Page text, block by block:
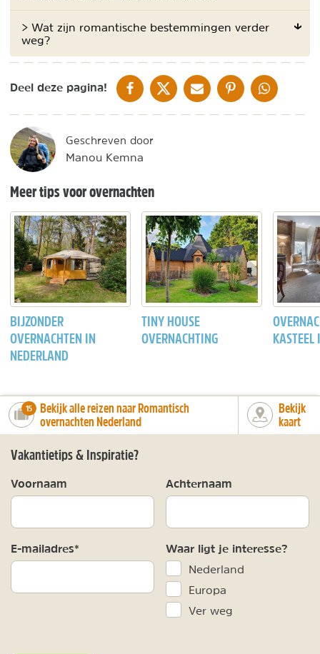
> Wat zijn romantische bestemmingen verder
weg?
Deel deze pagina! DELEN OP FACEBOOK
DELEN OP XDELEN VIA DE MAIL
DELEN OP PINTEREST
DELEN OP
Geschreven door
Manou Kemna
Meer tips voor overnachten
BIJZONDER
OVERNACHTEN IN
NEDERLAND
TINY HOUSE
OVERNACHTING
number_of_trips:
15
Bekijk alle reizen naar Romantisch
overnachten Nederland
Bekijk
kaart
Vakantietips & Inspiratie?
Voornaam Achternaam
E-mailadres* Waar ligt je interesse?
Nederland
Europa
Ver weg